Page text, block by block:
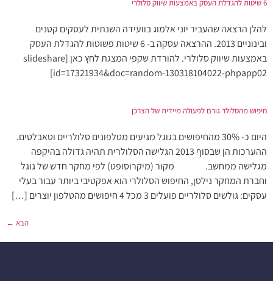
6 שיטות להגדלת העסק באמצעות שיווק סלולרי
להלן הרצאה שהעביר יוני אלמוג בוועידה השנתית לעסקים קטנים
ובינוניים 2013. ההרצאה עסקה ב- 6 שיטות פשוטות להגדלת העסק
באמצעות שיווק סלולרי. להורדת שקפי המצגת לחץ כאן [slideshare
id=17321934&doc=random-130318104022-phpapp02]
חיפוש מהסלולר גורם לפעולה מיידית של הצרכן
היום כ- 30% מהחיפושים בגוגל מגיעים מטלפונים סלולריים וטאבלטים.
ההערכות הן שבסוף 2013 הגלישה הסלולרית תהיה גדולה בהיקפה
מגלישה ממחשב. מקור (מיקרוסופט) לפי מחקר חדש של גוגל
וחברת המחקר נילסן, החיפוש הסלולרי הוא אפקטיבי ביותר עבור בעלי
עסקים: גולשים סלולריים פועלים 3 מכל 4 חיפושים מהטלפון יוצרים […]
הבא ←